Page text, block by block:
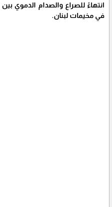
انتهاءً للصراع والصدام الدموي
في مخيمات لبنان.